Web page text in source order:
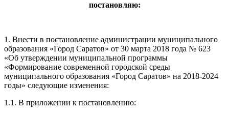
постановляю:
1. Внести в постановление администрации муниципального
образования «Город Саратов» от 30 марта 2018 года № 623
«Об утверждении муниципальной программы
«Формирование современной городской среды
муниципального образования «Город Саратов» на 2018-2024
годы» следующие изменения:
1.1. В приложении к постановлению: